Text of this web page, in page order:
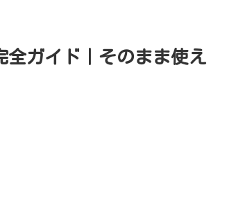
全ガイド｜そのまま使え